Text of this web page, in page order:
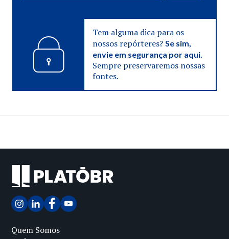
Tem alguma dica para os
nossos repórteres? Se sim,
envie em segurança por aqui.
Sempre preservaremos nossas
fontes.
Quem Somos